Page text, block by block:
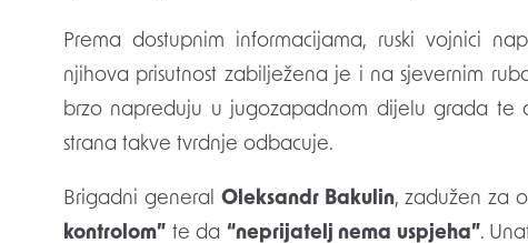
Prema dostupnim informacijama, ruski vojnici
njihova prisutnost zabilježena je i na sjevernim
brzo napreduju u jugozapadnom dijelu grada te
strana takve tvrdnje odbacuje.
Brigadni generalOleksandr Bakulin, zadužen za
kontrolom” te da “neprijatelj nema uspjeha”.